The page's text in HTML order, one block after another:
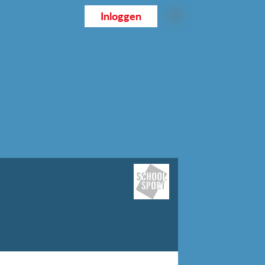
Inloggen